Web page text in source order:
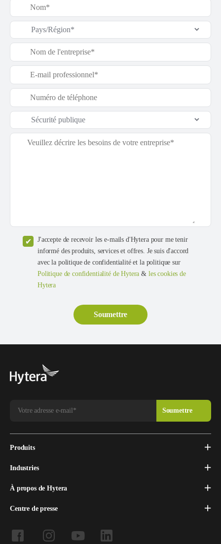
J'accepte de recevoir les e-mails d'Hytera pour me tenir
informé des produits, services et offres. Je suis d'accord
avec la politique de confidentialité et la politique sur
Politique de confidentialité de Hytera & les cookies de
Hytera
Produits
Industries
À propos de Hytera
Centre de presse